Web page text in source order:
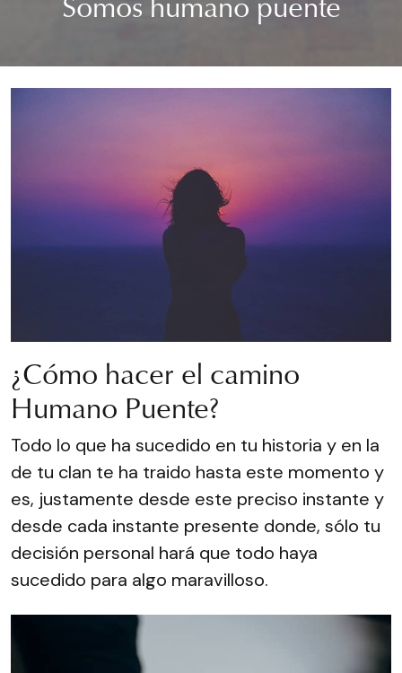
¿Cómo hacer el camino
Humano Puente?
Todo lo que ha sucedido en tu historia y en la
de tu clan te ha traido hasta este momento y
es, justamente desde este preciso instante y
desde cada instante presente donde, sólo tu
decisión personal hará que todo haya
sucedido para algo maravilloso.